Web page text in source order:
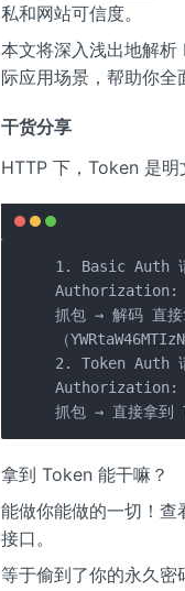
私和网站可信度。
本文将深入浅出地解
际应用场景，帮助你全
干货分享
HTTP 下，Token 是明
1. Basic Auth 请
Authorization:
抓包 → 解码 直
（
2. Token Auth 请
Authorization:
抓包 → 直接拿到
拿到 Token 能干嘛？
能做你能做的一切！
接口。
等于偷到了你的永久密